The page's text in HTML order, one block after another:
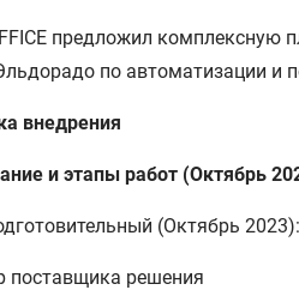
предложил комплексную
по автоматизации и
внедрения
и этапы работ (Октябрь
(Октябрь 2023):
решения